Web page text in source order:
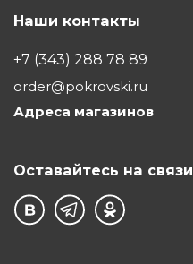
Наши контакты
+7 (343) 288 78 89
order@pokrovski.ru
Адреса магазинов
Оставайтесь на связи